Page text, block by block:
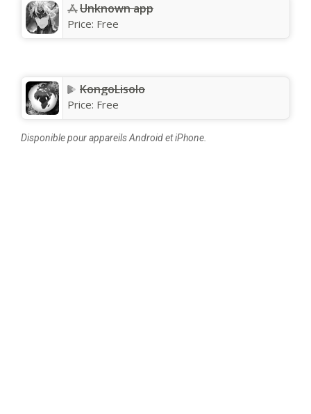
Unknown app
Price: Free
KongoLisolo
Price: Free
Disponible pour appareils Android et iPhone.